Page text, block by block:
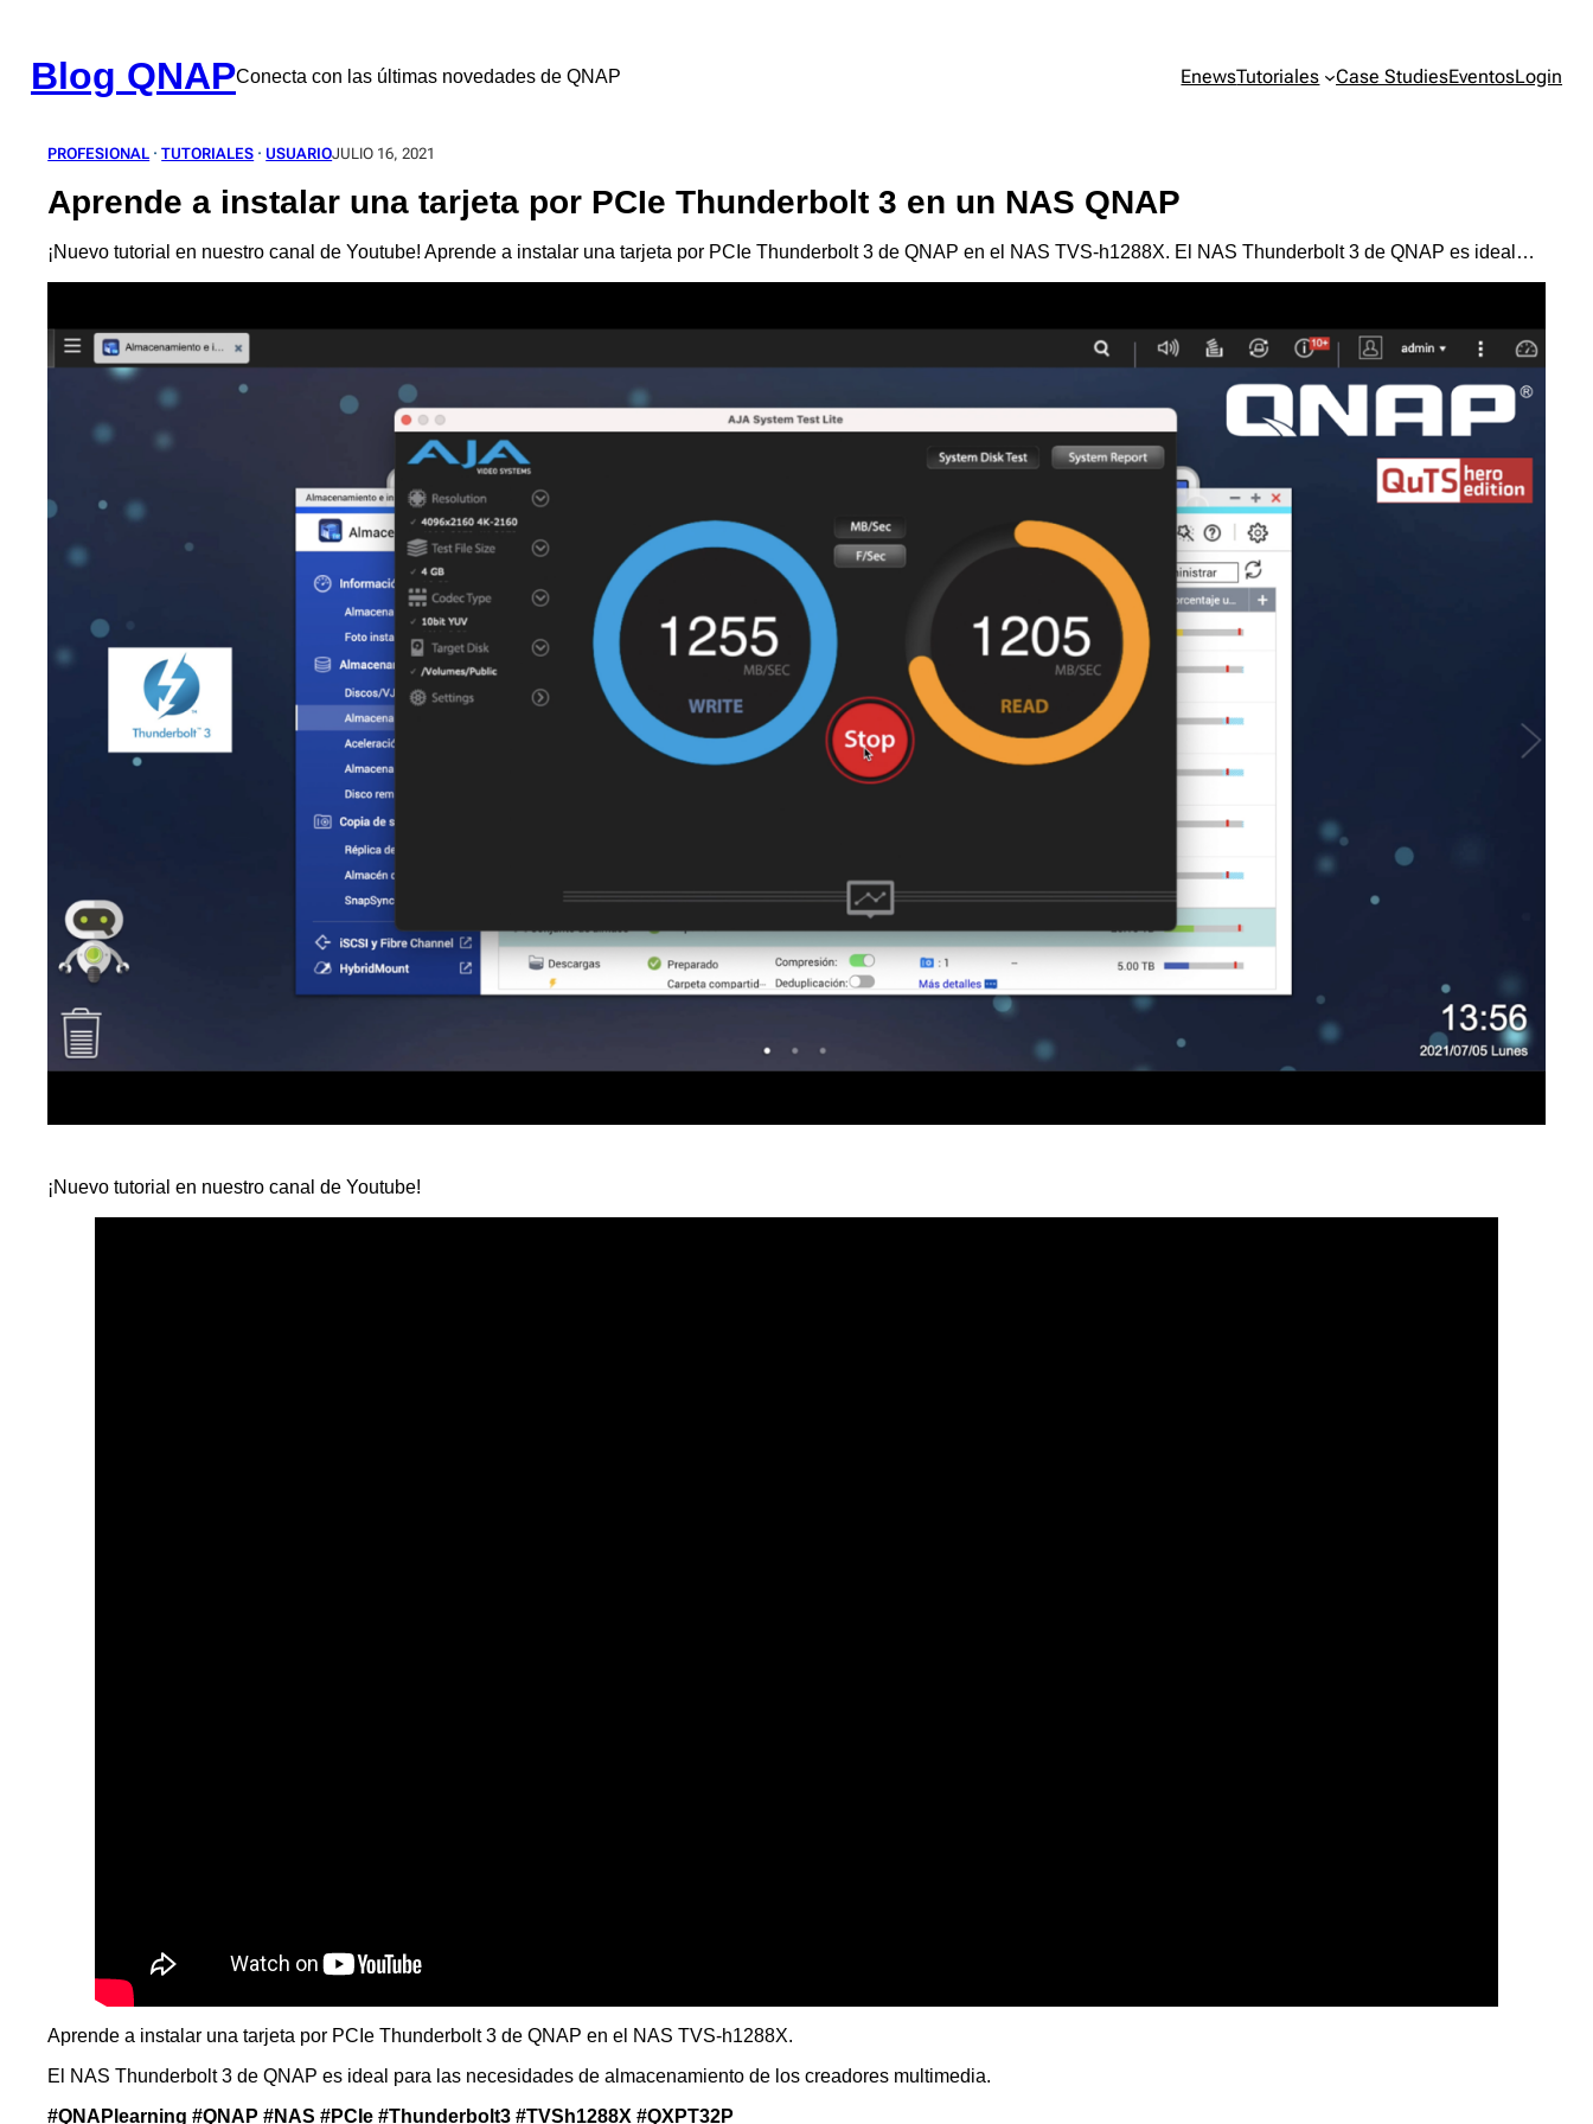
contenido
Blog QNAPConecta con las últimas novedades de QNAP EnewsTutoriales Case StudiesEventosLogin
PROFESIONAL · TUTORIALES · USUARIOJULIO 16, 2021
Aprende a instalar una tarjeta por PCIe Thunderbolt 3 en un NAS QNAP
¡Nuevo tutorial en nuestro canal de Youtube! Aprende a instalar una tarjeta por PCIe Thunderbolt 3 de QNAP en el NAS TVS-h1288X. El NAS Thunderbolt 3 de QNAP es ideal…
¡Nuevo tutorial en nuestro canal de Youtube!
Aprende a instalar una tarjeta por PCIe Thunderbolt 3 de QNAP en el NAS TVS-h1288X.
El NAS Thunderbolt 3 de QNAP es ideal para las necesidades de almacenamiento de los creadores multimedia.
#QNAPlearning #QNAP #NAS #PCIe #Thunderbolt3 #TVSh1288X #QXPT32P